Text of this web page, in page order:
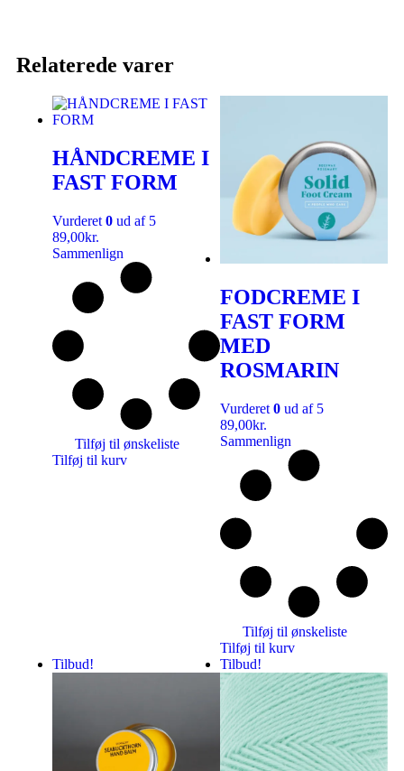
Relaterede varer
HÅNDCREME I
FAST FORM
Vurderet 0 ud af 5
89,00kr.
Sammenlign
Tilføj til ønskeliste
Tilføj til kurv
FODCREME I
FAST FORM
MED
ROSMARIN
Vurderet 0 ud af 5
89,00kr.
Sammenlign
Tilføj til ønskeliste
Tilføj til kurv
Tilbud!
Tilbud!